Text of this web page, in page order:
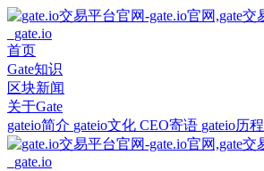
首页
Gate知识
区块新闻
关于Gate
gateio简介 gateio文化 CEO寄语 gateio历程